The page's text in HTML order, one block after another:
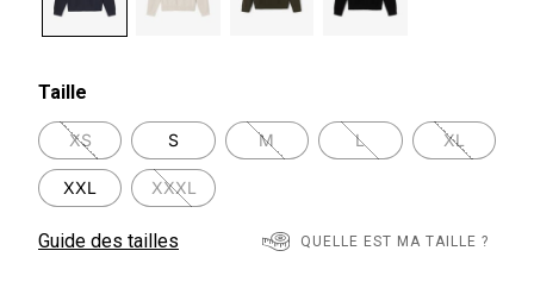
Taille
XS S M L XL
XXL XXXL
Guide des tailles QUELLE EST MA TAILLE ?